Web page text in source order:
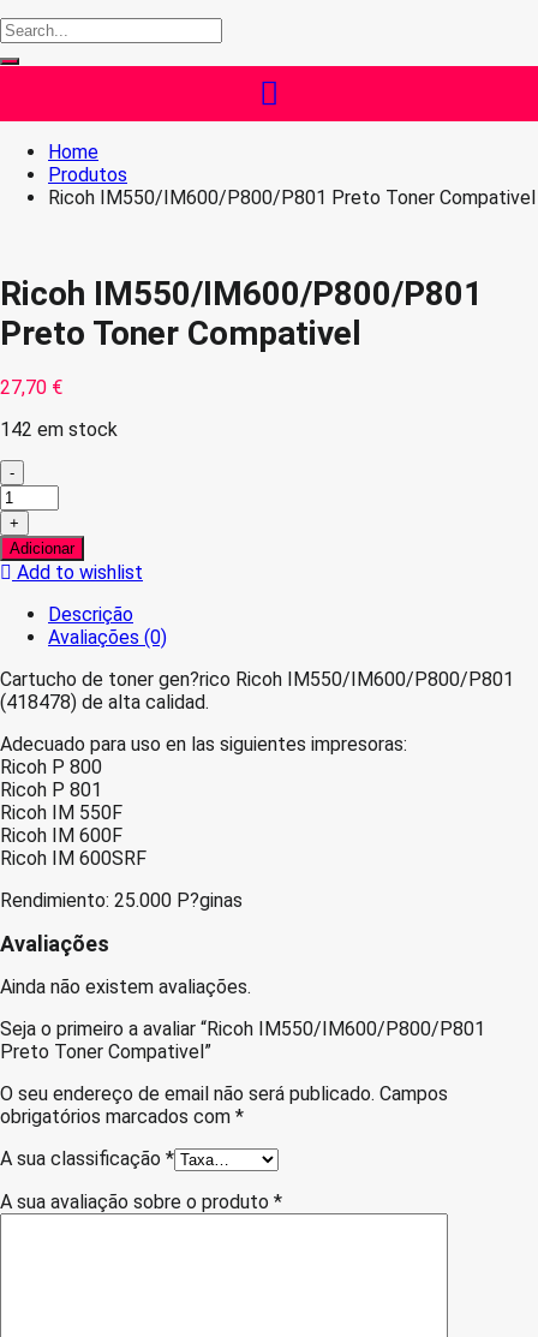
Home
Produtos
Ricoh IM550/IM600/P800/P801 Preto Toner Compativel
Ricoh IM550/IM600/P800/P801
Preto Toner Compativel
27,70 €
142 em stock
-
Quantidade
de
Ricoh
IM550/IM600/P800/P801
Preto
Toner
Compativel
+
Adicionar
Add to wishlist
Descrição
Avaliações (0)
Cartucho de toner gen?rico Ricoh IM550/IM600/P800/P801
(418478) de alta calidad.
Adecuado para uso en las siguientes impresoras:
Ricoh P 800
Ricoh P 801
Ricoh IM 550F
Ricoh IM 600F
Ricoh IM 600SRF
Rendimiento: 25.000 P?ginas
Avaliações
Ainda não existem avaliações.
Seja o primeiro a avaliar “Ricoh IM550/IM600/P800/P801
Preto Toner Compativel”
O seu endereço de email não será publicado. Campos
obrigatórios marcados com *
A sua classificação *
A sua avaliação sobre o produto *